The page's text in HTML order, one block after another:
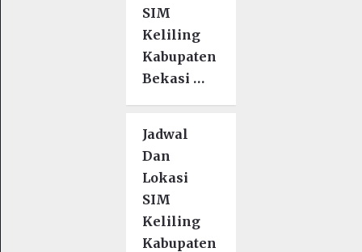
SIM
Keliling
Kabupaten
Bekasi …
Jadwal
Dan
Lokasi
SIM
Keliling
Kabupaten